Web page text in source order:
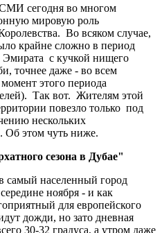
сегодня во многом
мировую роль
Во всяком случае,
крайне сложно в период
с кучкой нищего
точнее даже - во всем
этого периода
Так вот. Жителям этой
повезло только под
нескольких
Об этом чуть ниже.
сезона в Дубае"
самый населенный город
ноября - и как
для европейского
дожди, но зато дневная
30-32 градуса, а утром даже